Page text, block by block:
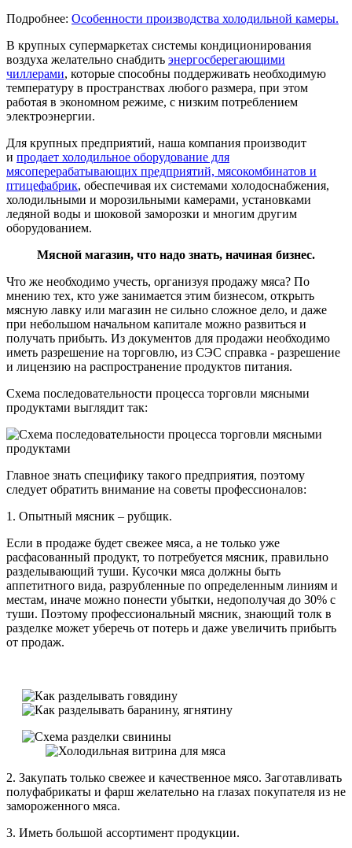
Подробнее: Особенности производства холодильной камеры.
В крупных супермаркетах системы кондиционирования
воздуха желательно снабдить энергосберегающими
чиллерами, которые способны поддерживать необходимую
температуру в пространствах любого размера, при этом
работая в экономном режиме, с низким потреблением
электроэнергии.
Для крупных предприятий, наша компания производит
и продает холодильное оборудование для
мясоперерабатывающих предприятий, мясокомбинатов и
птицефабрик, обеспечивая их системами холодоснабжения,
холодильными и морозильными камерами, установками
ледяной воды и шоковой заморозки и многим другим
оборудованием.
Мясной магазин, что надо знать, начиная бизнес.
Что же необходимо учесть, организуя продажу мяса? По
мнению тех, кто уже занимается этим бизнесом, открыть
мясную лавку или магазин не сильно сложное дело, и даже
при небольшом начальном капитале можно развиться и
получать прибыть. Из документов для продажи необходимо
иметь разрешение на торговлю, из СЭС справка - разрешение
и лицензию на распространение продуктов питания.
Схема последовательности процесса торговли мясными
продуктами выглядит так:
Главное знать специфику такого предприятия, поэтому
следует обратить внимание на советы профессионалов:
1. Опытный мясник – рубщик.
Если в продаже будет свежее мяса, а не только уже
расфасованный продукт, то потребуется мясник, правильно
разделывающий туши. Кусочки мяса должны быть
аппетитного вида, разрубленные по определенным линиям и
местам, иначе можно понести убытки, недополучая до 30% с
туши. Поэтому профессиональный мясник, знающий толк в
разделке может уберечь от потерь и даже увеличить прибыть
от продаж.
2. Закупать только свежее и качественное мясо. Заготавливать
полуфабрикаты и фарш желательно на глазах покупателя из не
замороженного мяса.
3. Иметь большой ассортимент продукции.